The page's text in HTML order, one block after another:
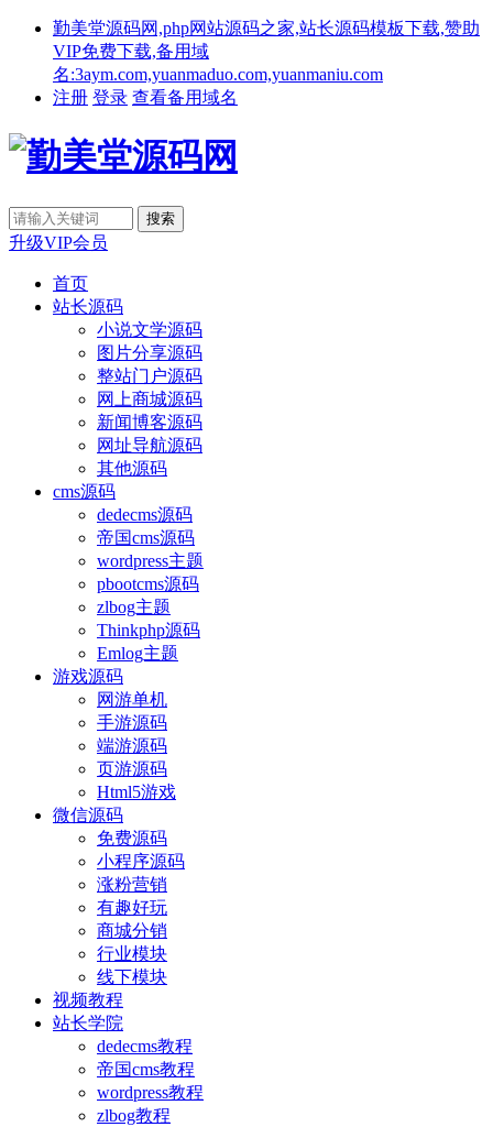
勤美堂源码网,php网站源码之家,站长源码模板下载,赞助
VIP免费下载,备用域
名:3aym.com,yuanmaduo.com,yuanmaniu.com
注册 登录 查看备用域名
升级VIP会员
首页
站长源码
小说文学源码
图片分享源码
整站门户源码
网上商城源码
新闻博客源码
网址导航源码
其他源码
cms源码
dedecms源码
帝国cms源码
wordpress主题
pbootcms源码
zlbog主题
Thinkphp源码
Emlog主题
游戏源码
网游单机
手游源码
端游源码
页游源码
Html5游戏
微信源码
免费源码
小程序源码
涨粉营销
有趣好玩
商城分销
行业模块
线下模块
视频教程
站长学院
dedecms教程
帝国cms教程
wordpress教程
zlbog教程